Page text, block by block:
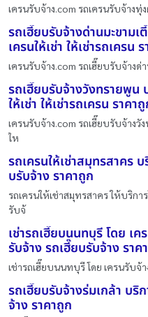
เครนรับจ้าง.com รถเครนรับจ้างทุ่
รถเฮี๊ยบรับจ้างด่านมะขาม
เครนให้เช่า ให้เช่ารถเครน
เครนรับจ้าง.com รถเฮี๊ยบรับจ้างด่
รถเฮี๊ยบรับจ้างวังทรายพูน
ให้เช่า ให้เช่ารถเครน ราคา
เครนรับจ้าง.com รถเฮี๊ยบรับจ้างวั
ให
รถเครนให้เช่าสมุทรสาคร
บรับจ้าง ราคาถูก
รถเครนให้เช่าสมุทรสาคร ให้บริกา
รับจ้
เช่ารถเฮี๊ยบนนทบุรี โดย เ
รับจ้าง รถเฮี๊ยบรับจ้าง ราค
เช่ารถเฮี๊ยบนนทบุรี โดย เครนรับจ้
รถเฮี๊ยบรับจ้างร่มเกล้า บริ
จ้าง ราคาถูก